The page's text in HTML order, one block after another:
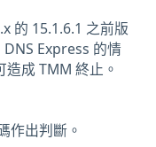
的 15.1.6.1 之前版
Express 的情
成 TMM 終止。
作出判斷。